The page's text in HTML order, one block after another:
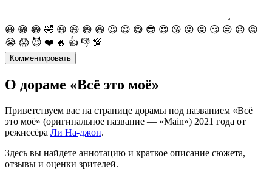
😀 😁 😂 🤣 😃 😄 😅 😆 😉 😊 😋 😎 😍 😘 😜 😝 😏 😒 😞 😡
😭 😱 😈 ❤️ 🔥 👍 👎 💯
Комментировать
О дораме «Всё это моё»
Приветствуем вас на странице дорамы под названием «Всё
это моё» (оригинальное название — «Main») 2021 года от
режиссёра Ли На-джон.
Здесь вы найдете аннотацию и краткое описание сюжета,
отзывы и оценки зрителей.